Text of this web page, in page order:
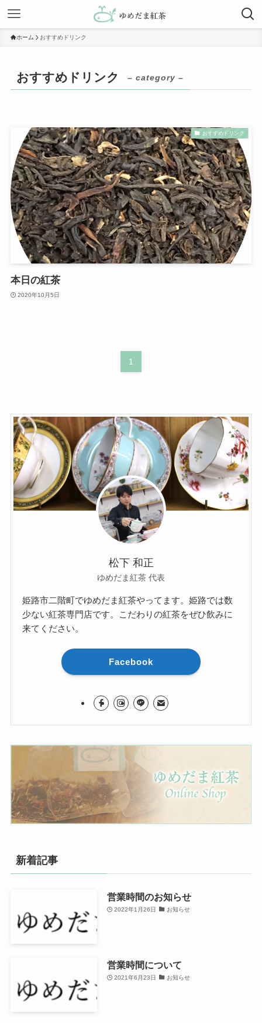
ホーム おすすめドリンク
おすすめドリンク – category –
おすすめドリンク
本日の紅茶
2020年10月5日
1
松下 和正
ゆめだま紅茶 代表
姫路市二階町でゆめだま紅茶やってます。姫路では数
少ない紅茶専門店です。こだわりの紅茶をぜひ飲みに
来てください。
Facebook
新着記事
営業時間のお知らせ
2022年1月26日 お知らせ
営業時間について
2021年6月23日 お知らせ